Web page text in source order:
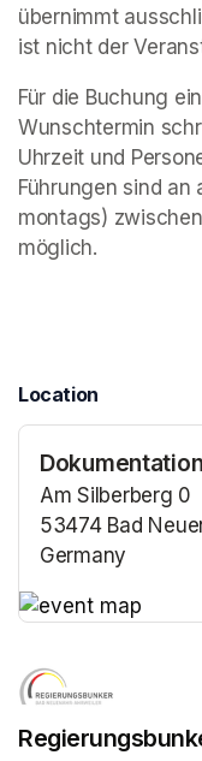
übernimmt
ist nicht der
Für die Buchung
Wunschtermin
Uhrzeit und
Führungen sind an
montags)
möglich.
Location
Am Silberberg 0
53474 Bad
Germany